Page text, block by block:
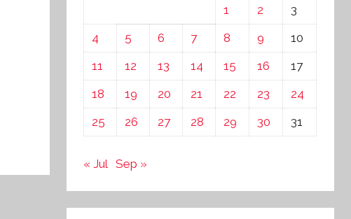
1
2
3
4
5 6 7 8 9
10
11
12 13 14 15 16
17
18
19 20 21 22 23
24
25
26 27 28 29 30 31
« Jul Sep »